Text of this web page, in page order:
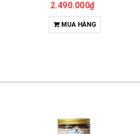
1.550.000₫
MUA HÀNG